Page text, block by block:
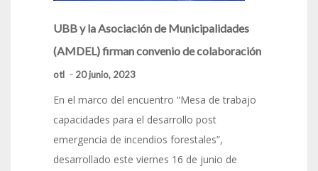
UBB y la Asociación de Municipalidades
(AMDEL) firman convenio de colaboración
otl - 20 junio, 2023
En el marco del encuentro “Mesa de trabajo
capacidades para el desarrollo post
emergencia de incendios forestales”,
desarrollado este viernes 16 de junio de